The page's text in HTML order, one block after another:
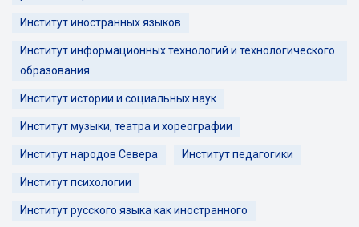
Институт иностранных языков
Институт информационных технологий и технологического
образования
Институт истории и социальных наук
Институт музыки, театра и хореографии
Институт народов Севера Институт педагогики
Институт психологии
Институт русского языка как иностранного